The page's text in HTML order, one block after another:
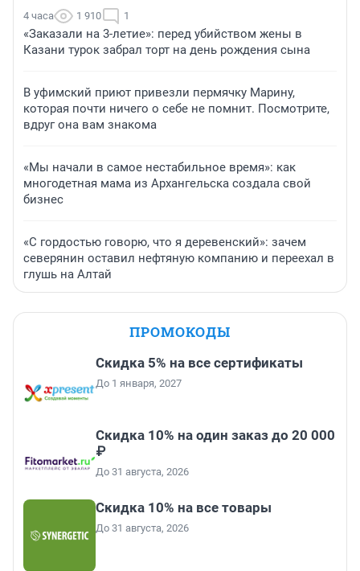
4 часа 1 910 1
«Заказали на 3-летие»: перед убийством жены в
Казани турок забрал торт на день рождения сына
В уфимский приют привезли пермячку Марину,
которая почти ничего о себе не помнит. Посмотрите,
вдруг она вам знакома
«Мы начали в самое нестабильное время»: как
многодетная мама из Архангельска создала свой
бизнес
«С гордостью говорю, что я деревенский»: зачем
северянин оставил нефтяную компанию и переехал в
глушь на Алтай
ПРОМОКОДЫ
Скидка 5% на все сертификаты
До 1 января, 2027
Скидка 10% на один заказ до 20 000
₽
До 31 августа, 2026
Скидка 10% на все товары
До 31 августа, 2026